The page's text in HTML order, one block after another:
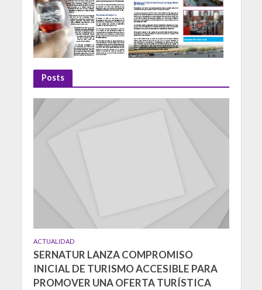
Posts
ACTUALIDAD
SERNATUR LANZA COMPROMISO
INICIAL DE TURISMO ACCESIBLE PARA
PROMOVER UNA OFERTA TURÍSTICA